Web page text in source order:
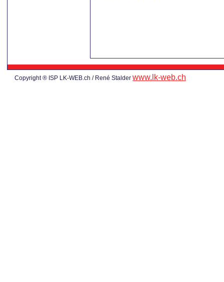
Copyright ® ISP LK-WEB.ch / René Stalder www.lk-web.ch